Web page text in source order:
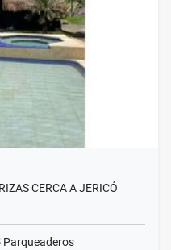
CERCA A JERICÓ
Parqueaderos